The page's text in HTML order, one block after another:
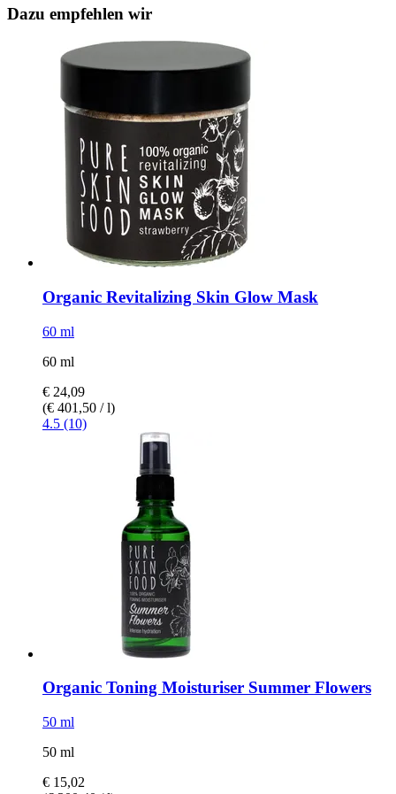
Dazu empfehlen wir
Organic Revitalizing Skin Glow Mask
60 ml
60 ml
€ 24,09
(€ 401,50 / l)
4.5 (10)
Organic Toning Moisturiser Summer Flowers
50 ml
50 ml
€ 15,02